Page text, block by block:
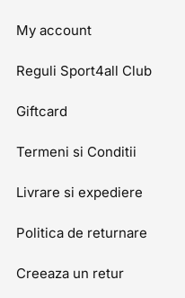
My account
Reguli Sport4all Club
Giftcard
Termeni si Conditii
Livrare si expediere
Politica de returnare
Creeaza un retur